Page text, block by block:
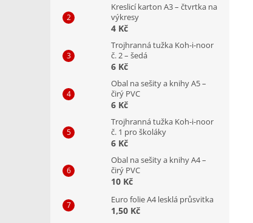
Kreslicí karton A3 – čtvrtka na
výkresy
4 Kč
Trojhranná tužka Koh-i-noor
č. 2 – šedá
6 Kč
Obal na sešity a knihy A5 –
čirý PVC
6 Kč
Trojhranná tužka Koh-i-noor
č. 1 pro školáky
6 Kč
Obal na sešity a knihy A4 –
čirý PVC
10 Kč
Euro folie A4 lesklá průsvitka
1,50 Kč